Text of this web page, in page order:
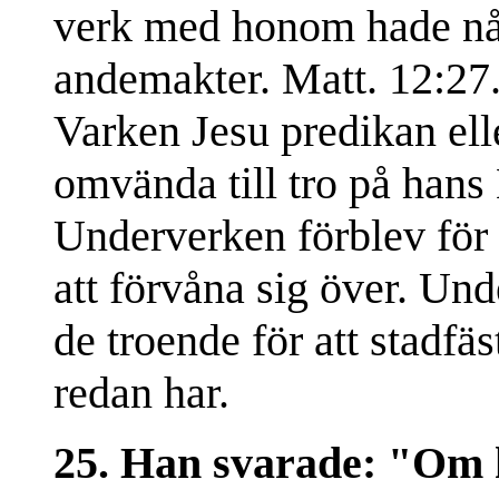
verk med honom hade
andemakter. Matt.
Varken Jesu predikan
omvända till tro på
Underverken förblev
att förvåna sig över.
de troende för att
redan har.
25. Han svarade: "Om